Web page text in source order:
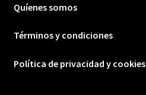
Quíenes somos
Términos y condiciones
Política de privacidad y cookies